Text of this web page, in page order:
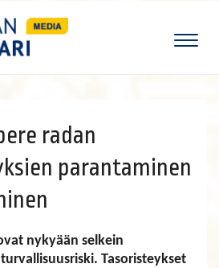
radan
parantaminen
nykyään selkein
Tasoristeykset